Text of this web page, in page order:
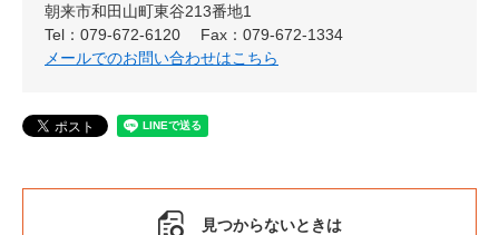
朝来市和田山町東谷213番地1
Tel：079-672-6120
Fax：079-672-1334
メールでのお問い合わせはこちら
見つからないときは